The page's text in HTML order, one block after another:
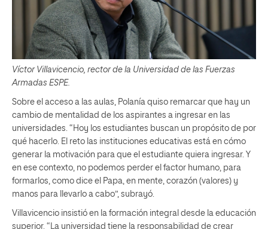
Víctor Villavicencio, rector de la Universidad de las Fuerzas
Armadas ESPE.
Sobre el acceso a las aulas, Polanía quiso remarcar que hay un
cambio de mentalidad de los aspirantes a ingresar en las
universidades. “Hoy los estudiantes buscan un propósito de por
qué hacerlo. El reto las instituciones educativas está en cómo
generar la motivación para que el estudiante quiera ingresar. Y
en ese contexto, no podemos perder el factor humano, para
formarlos, como dice el Papa, en mente, corazón (valores) y
manos para llevarlo a cabo”, subrayó.
Villavicencio insistió en la formación integral desde la educación
superior. “La universidad tiene la responsabilidad de crear